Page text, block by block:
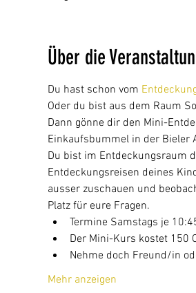
Über die
Du hast schon vom
Oder du bist aus dem Raum
Dann gönne dir den Mini-
Einkaufsbummel in der Bieler
Du bist im Entdeckungsraum
Entdeckungsreisen deines
ausser zuschauen und
Platz für eure Fragen.
Termine Samstags je
Der Mini-Kurs kostet 150
Nehme doch Freund/in
Mehr anzeigen